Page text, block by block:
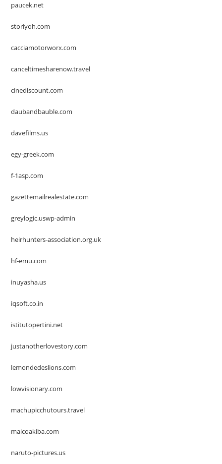
paucek.net
storiyoh.com
cacciamotorworx.com
canceltimesharenow.travel
cinediscount.com
daubandbauble.com
davefilms.us
egy-greek.com
f-1asp.com
gazettemailrealestate.com
greylogic.uswp-admin
heirhunters-association.org.uk
hf-emu.com
inuyasha.us
iqsoft.co.in
istitutopertini.net
justanotherlovestory.com
lemondedeslions.com
lowvisionary.com
machupicchutours.travel
maicoakiba.com
naruto-pictures.us